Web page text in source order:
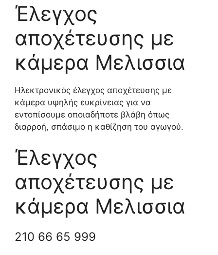
Έλεγχος
αποχέτευσης με
κάμερα Μελισσια
Ηλεκτρονικός έλεγχος αποχέτευσης με
κάμερα υψηλής ευκρίνειας για να
εντοπίσουμε οποιαδήποτε βλάβη όπως
διαρροή, σπάσιμο η καθίζηση του αγωγού.
Έλεγχος
αποχέτευσης με
κάμερα Μελισσια
210 66 65 999